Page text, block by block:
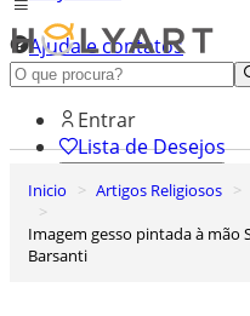
Ajuda e contatos
Conheça premium
Entrar
Lista de Desejos
0
Inicio Artigos Religiosos
Imagem gesso pintada à mão Santa Bernadette Soubirous 30 cm Arte
Barsanti